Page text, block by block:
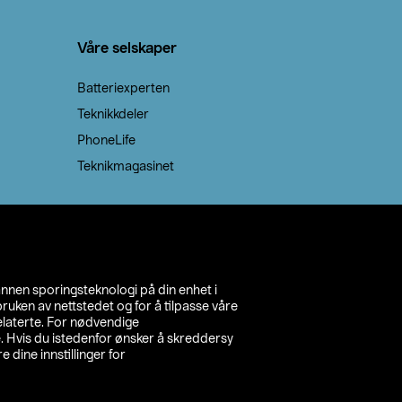
sporingsteknologi på din enhet i
av nettstedet og for å tilpasse våre
For nødvendige
Hvis du istedenfor ønsker å skreddersy
dine innstillinger for
Våre selskaper
Batteriexperten
Teknikkdeler
PhoneLife
Teknikmagasinet